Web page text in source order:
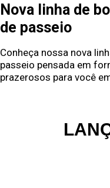
Nova linha de
de passeio
Conheça nossa nova
passeio pensada em
prazerosos para você